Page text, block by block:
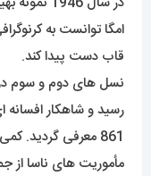
قاب دست پیدا کند.
رسید و شاهکار افسانه
861 معرفی گردید.